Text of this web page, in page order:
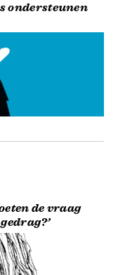
ondersteunen
de vraag